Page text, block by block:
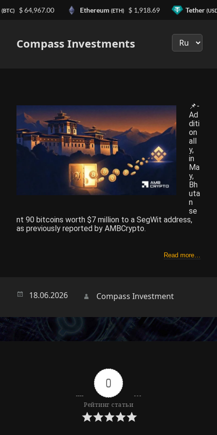
Compass Investments
📌-
Ad
diti
on
all
y,
in
Ma
y,
Bh
uta
n
se
nt 90 bitcoins worth $7 million to a SegWit address,
as previously reported by AMBCrypto.
Read more…
18.06.2026 Автор
Compass Investment
0
Рейтинг статьи
(BTC) $ 64,967.00 Ethereum (ETH) $ 1,918.69 Tether